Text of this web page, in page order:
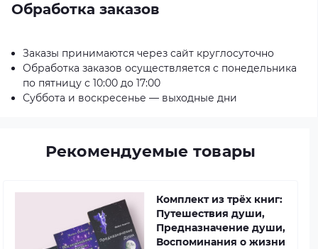
Обработка заказов
Заказы принимаются через сайт круглосуточно
Обработка заказов осуществляется с понедельника
по пятницу с 10:00 до 17:00
Суббота и воскресенье — выходные дни
Рекомендуемые товары
Комплект из трёх книг:
Путешествия души,
Предназначение души,
Воспоминания о жизни